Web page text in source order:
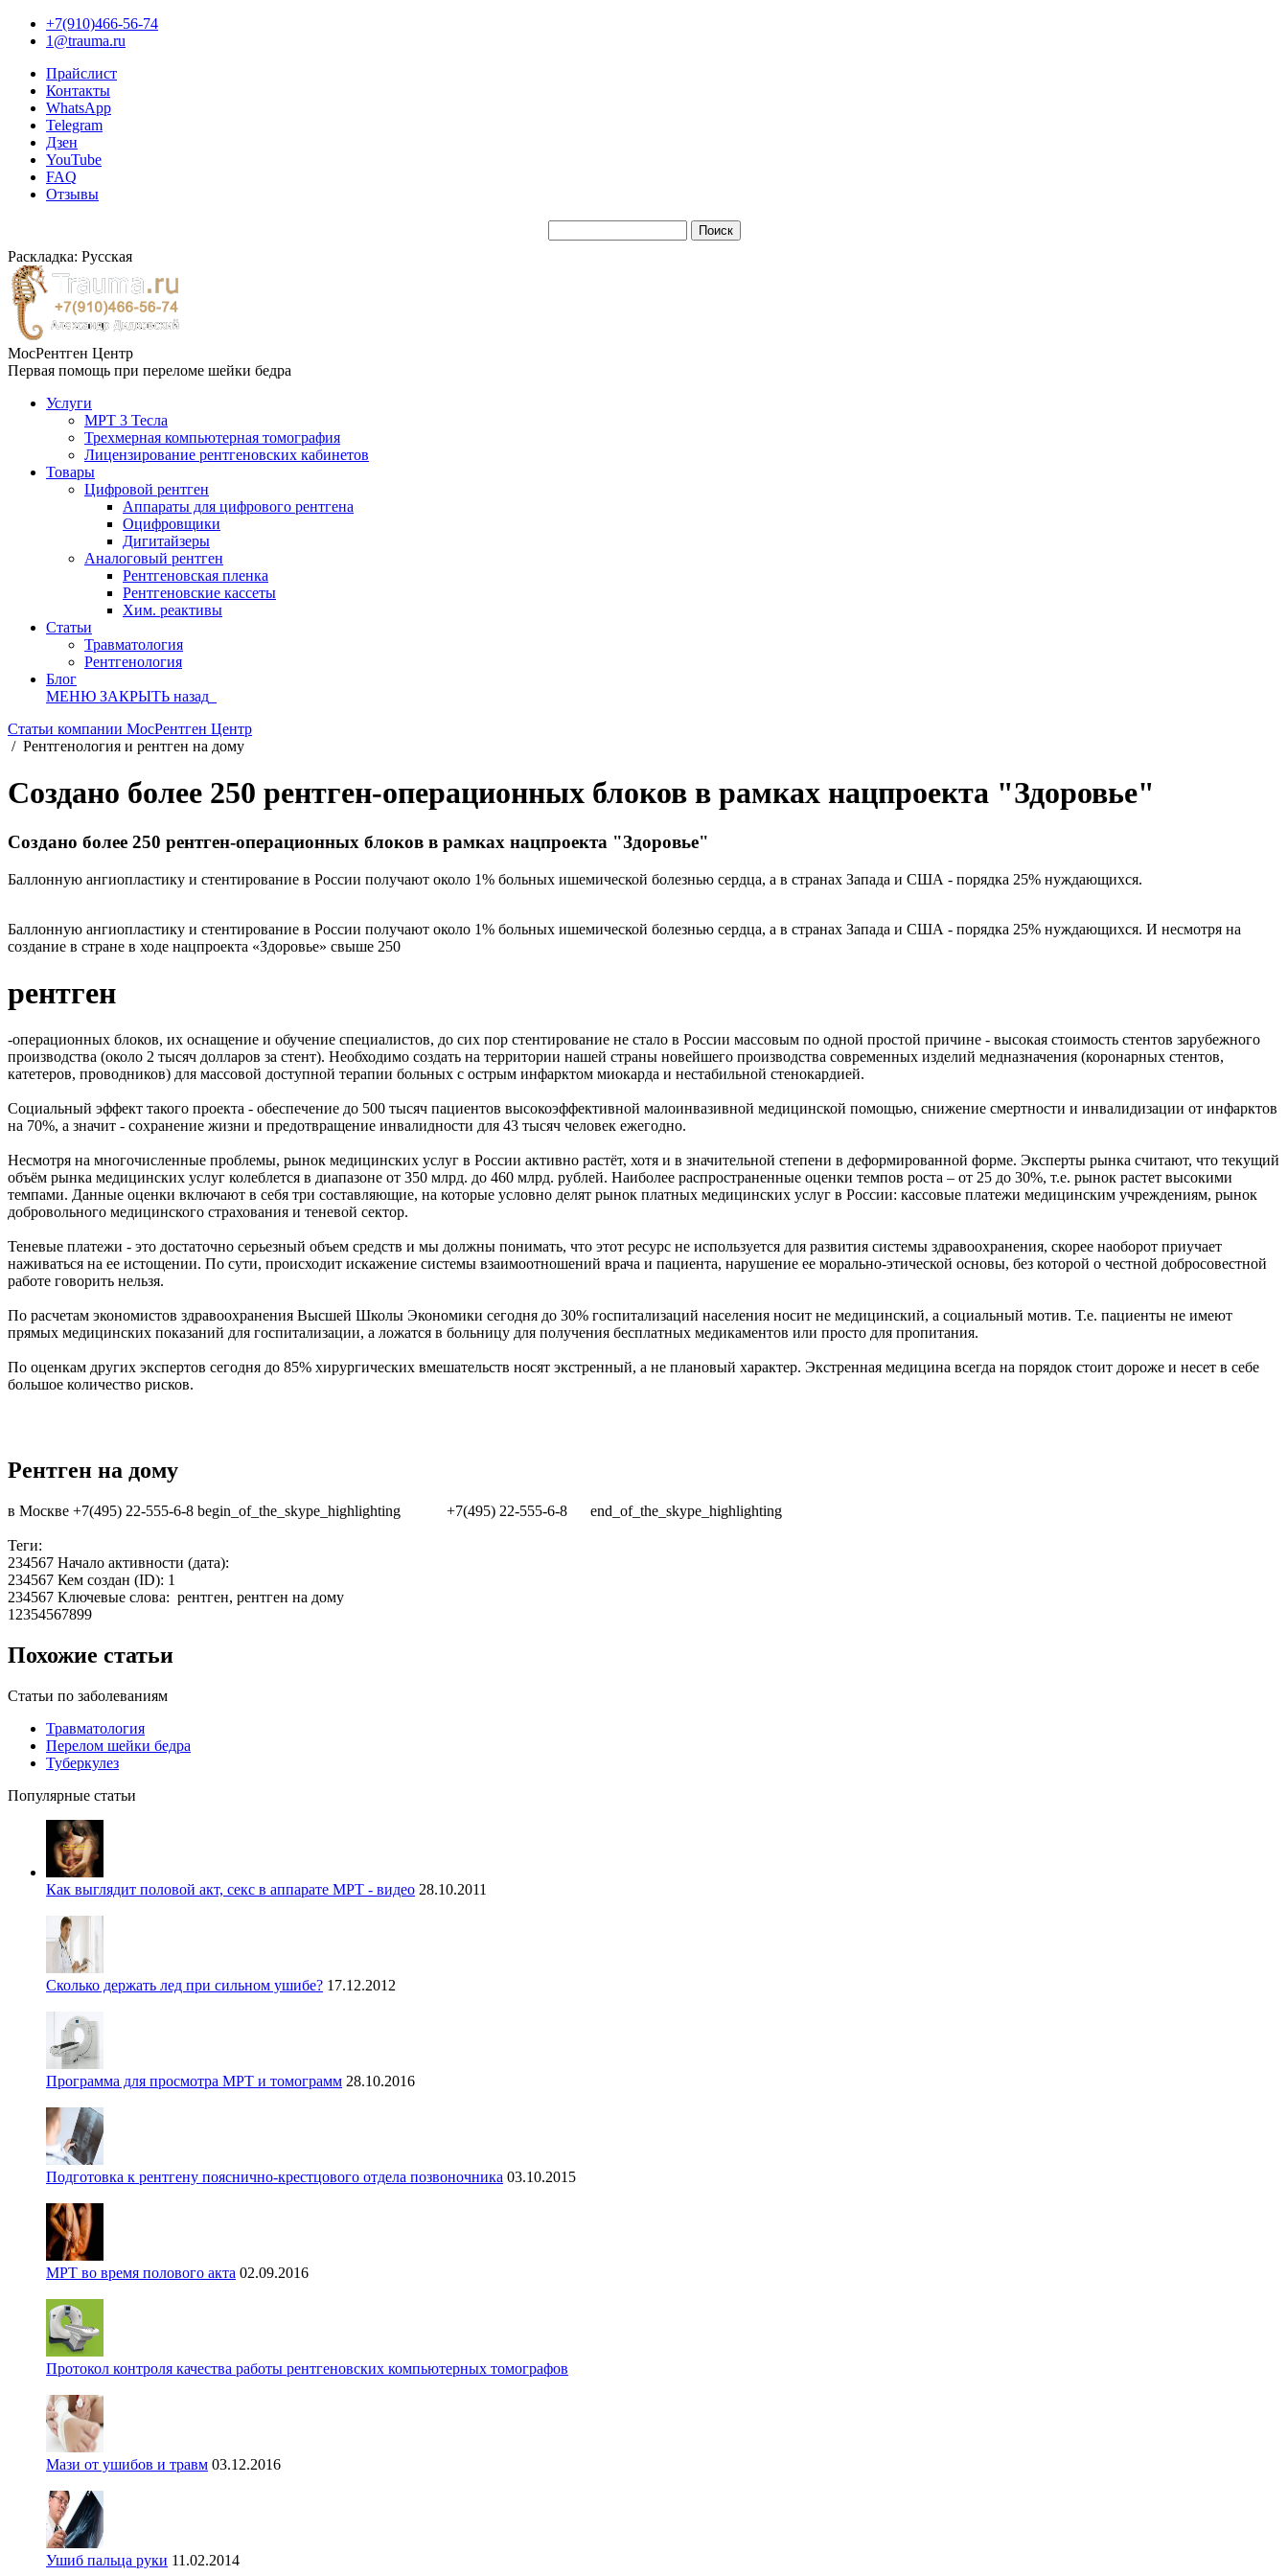
+7(910)466-56-74
1@trauma.ru
Прайслист
Контакты
WhatsApp
Telegram
Дзен
YouTube
FAQ
Отзывы
Раскладка: Русская
МосРентген Центр
Первая помощь при переломе шейки бедра
Услуги
МРТ 3 Тесла
Трехмерная компьютерная томография
Лицензирование рентгеновских кабинетов
Товары
Цифровой рентген
Аппараты для цифрового рентгена
Оцифровщики
Дигитайзеры
Аналоговый рентген
Рентгеновская пленка
Рентгеновские кассеты
Хим. реактивы
Статьи
Травматология
Рентгенология
Блог
МЕНЮ ЗАКРЫТЬ назад
Статьи компании МосРентген Центр
/ Рентгенология и рентген на дому
Создано более 250 рентген-операционных блоков в рамках нацпроекта "Здоровье"
Создано более 250 рентген-операционных блоков в рамках нацпроекта "Здоровье"
Баллонную ангиопластику и стентирование в России получают около 1% больных ишемической болезнью сердца, а в странах Запада и США - порядка 25% нуждающихся.
Баллонную ангиопластику и стентирование в России получают около 1% больных ишемической болезнью сердца, а в странах Запада и США - порядка 25% нуждающихся. И несмотря на
создание в стране в ходе нацпроекта «Здоровье» свыше 250
рентген
-операционных блоков, их оснащение и обучение специалистов, до сих пор стентирование не стало в России массовым по одной простой причине - высокая стоимость стентов зарубежного
производства (около 2 тысяч долларов за стент). Необходимо создать на территории нашей страны новейшего производства современных изделий медназначения (коронарных стентов,
катетеров, проводников) для массовой доступной терапии больных с острым инфарктом миокарда и нестабильной стенокардией.
Социальный эффект такого проекта - обеспечение до 500 тысяч пациентов высокоэффективной малоинвазивной медицинской помощью, снижение смертности и инвалидизации от инфарктов
на 70%, а значит - сохранение жизни и предотвращение инвалидности для 43 тысяч человек ежегодно.
Несмотря на многочисленные проблемы, рынок медицинских услуг в России активно растёт, хотя и в значительной степени в деформированной форме. Эксперты рынка считают, что текущий
объём рынка медицинских услуг колеблется в диапазоне от 350 млрд. до 460 млрд. рублей. Наиболее распространенные оценки темпов роста – от 25 до 30%, т.е. рынок растет высокими
темпами. Данные оценки включают в себя три составляющие, на которые условно делят рынок платных медицинских услуг в России: кассовые платежи медицинским учреждениям, рынок
добровольного медицинского страхования и теневой сектор.
Теневые платежи - это достаточно серьезный объем средств и мы должны понимать, что этот ресурс не используется для развития системы здравоохранения, скорее наоборот приучает
наживаться на ее истощении. По сути, происходит искажение системы взаимоотношений врача и пациента, нарушение ее морально-этической основы, без которой о честной добросовестной
работе говорить нельзя.
По расчетам экономистов здравоохранения Высшей Школы Экономики сегодня до 30% госпитализаций населения носит не медицинский, а социальный мотив. Т.е. пациенты не имеют
прямых медицинских показаний для госпитализации, а ложатся в больницу для получения бесплатных медикаментов или просто для пропитания.
По оценкам других экспертов сегодня до 85% хирургических вмешательств носят экстренный, а не плановый характер. Экстренная медицина всегда на порядок стоит дороже и несет в себе
большое количество рисков.
Рентген на дому
в Москве +7(495) 22-555-6-8 begin_of_the_skype_highlighting +7(495) 22-555-6-8 end_of_the_skype_highlighting
Теги:
234567 Начало активности (дата):
234567 Кем создан (ID): 1
234567 Ключевые слова: рентген, рентген на дому
12354567899
Похожие статьи
Статьи по заболеваниям
Травматология
Перелом шейки бедра
Туберкулез
Популярные статьи
Как выглядит половой акт, секс в аппарате МРТ - видео 28.10.2011
Сколько держать лед при сильном ушибе? 17.12.2012
Программа для просмотра МРТ и томограмм 28.10.2016
Подготовка к рентгену пояснично-крестцового отдела позвоночника 03.10.2015
МРТ во время полового акта 02.09.2016
Протокол контроля качества работы рентгеновских компьютерных томографов
Мази от ушибов и травм 03.12.2016
Ушиб пальца руки 11.02.2014